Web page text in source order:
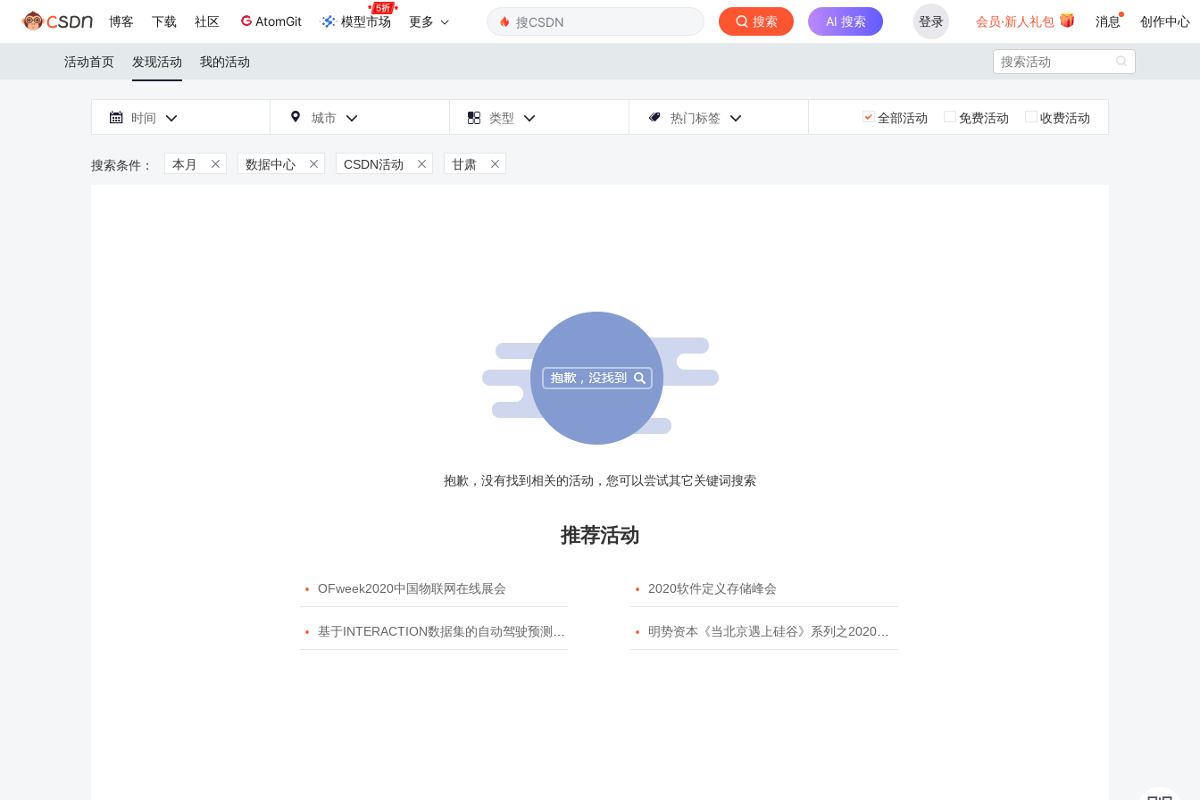
博客 下载 社区 AtomGit 模型市场 更多 搜索 AI 搜索 登录 会员·新人礼包 消息 创作中心
活动首页 发现活动 我的活动 
 时间   城市   类型   热门标签  全部活动 免费活动 收费活动
本月  数据中心  CSDN活动  甘肃 
抱歉，没有找到相关的活动，您可以尝试其它关键词搜索
推荐活动
 OFweek2020中国物联网在线展会  2020软件定义存储峰会
 基于INTERACTION数据集的自动驾驶预测模型挑战赛  明势资本《当北京遇上硅谷》系列之2020年度开源峰会